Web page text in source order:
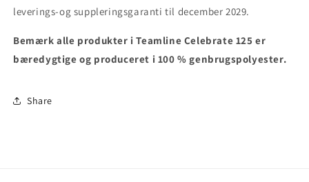
leverings-og suppleringsgaranti til december 2029.
Bemærk alle produkter i Teamline Celebrate 125 er
bæredygtige og produceret i 100 % genbrugspolyester.
Share